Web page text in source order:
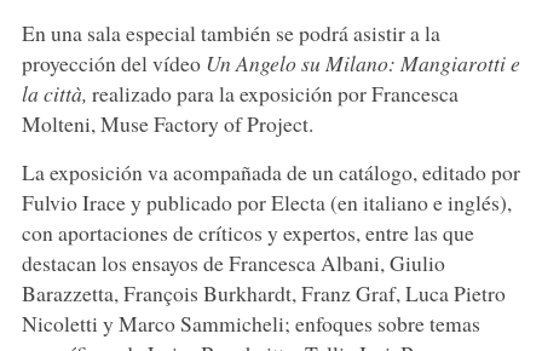
En una sala especial también se podrá asistir a la
proyección del vídeoUn Angelo su Milano: Mangiarotti e
la città, realizado para la exposición por Francesca
Molteni, Muse Factory of Project.
La exposición va acompañada de un catálogo, editado por
Fulvio Irace y publicado por Electa (en italiano e inglés),
con aportaciones de críticos y expertos, entre las que
destacan los ensayos de Francesca Albani, Giulio
Barazzetta, François Burkhardt, Franz Graf, Luca Pietro
Nicoletti y Marco Sammicheli; enfoques sobre temas